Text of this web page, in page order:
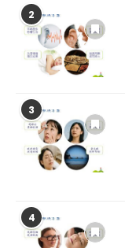
2
3
4